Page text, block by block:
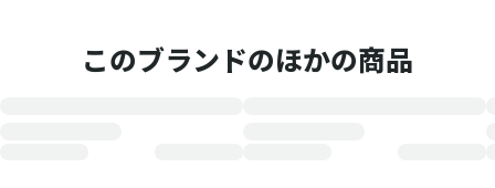
このブランドのほかの商品